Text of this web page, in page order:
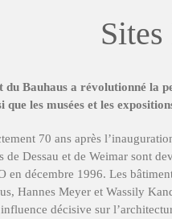
du Bauhaus a révolutionné la
que les musées et les
70 ans après
de Dessau et de Weimar sont
en décembre 1996. Les
Hannes Meyer et Wassily
décisive sur